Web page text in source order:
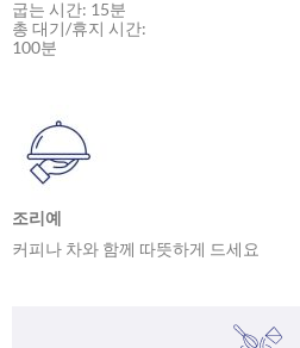
굽는 시간: 15분
총 대기/휴지 시간:
100분
조리예
커피나 차와 함께 따뜻하게 드세요